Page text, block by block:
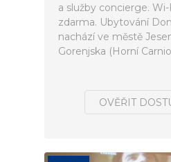
a služby concierge.
zdarma. Ubytování
nachází ve městě
Gorenjska (Horní
OVĚŘIT